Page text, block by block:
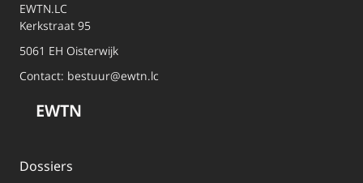
EWTN.LC
Kerkstraat 95
5061 EH Oisterwijk
Contact: bestuur@ewtn.lc
EWTN
Dossiers